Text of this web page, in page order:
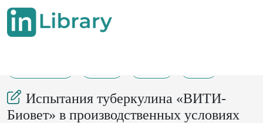
Испытания туберкулина «ВИТИ-
Биовет» в производственных условиях